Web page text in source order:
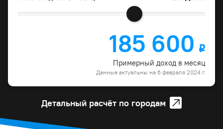
Примерный доход в месяц
185 600 o
Данные актуальны на 6 февраля 2024 г.
Детальный расчёт по городам